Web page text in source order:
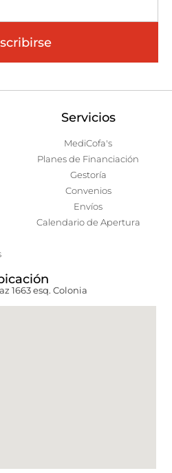
Servicios
MediCofa's
Planes de Financiación
Gestoría
Convenios
Envíos
Calendario de Apertura
1663 esq. Colonia